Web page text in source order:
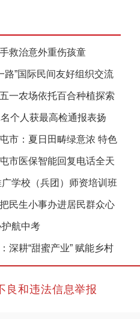
救治意外重伤孩童
路”国际民间友好组织交流
一农场依托百合种植探索
个人获最高检通报表扬
市：夏日田畴绿意浓 特色
市医保智能回复电话全天
学校（兵团）师资培训班
民生小事办进居民群众心
航中考
深耕“甜蜜产业” 赋能乡村
良和违法信息举报